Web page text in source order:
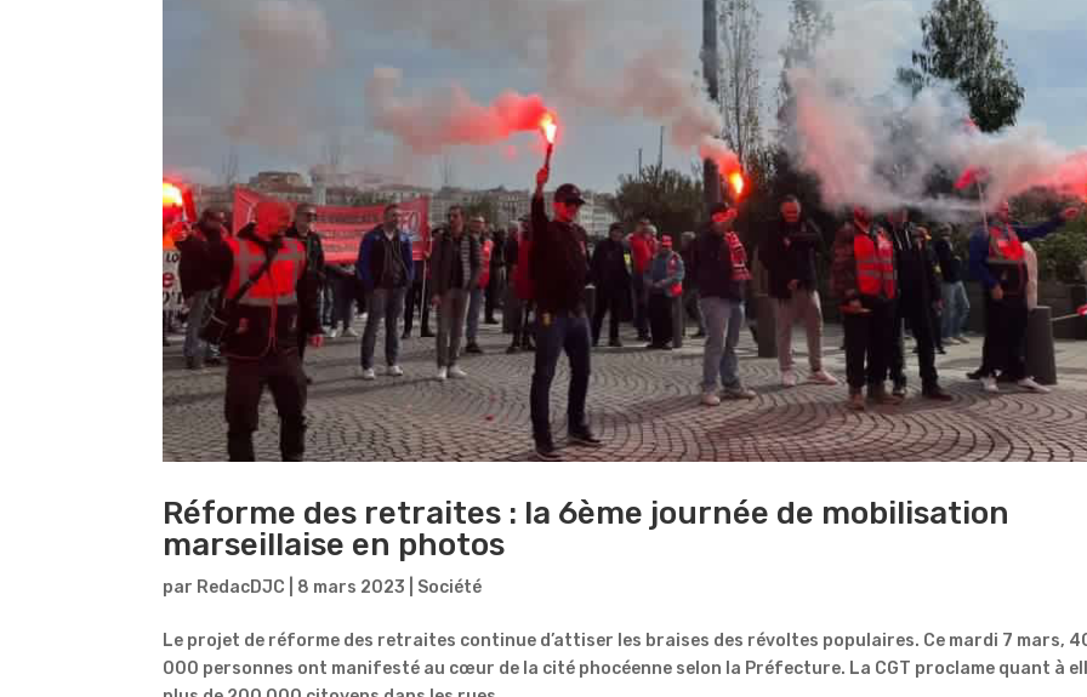
Réforme des retraites : la 6ème journée de mobilisation
marseillaise en photos
par RedacDJC 8 mars 2023 Société
Le projet de réforme des retraites continue d’attiser les braises des révoltes populaires. Ce mardi 7 mars,
000 personnes ont manifesté au cœur de la cité phocéenne selon la Préfecture. La CGT proclame quant à